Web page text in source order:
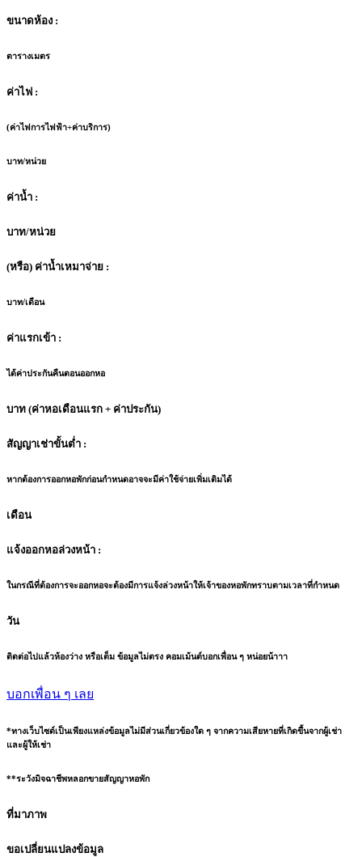
ขนาดห้อง :
ตารางเมตร
ค่าไฟ :
(ค่าไฟการไฟฟ้า+ค่าบริการ)
บาท/หน่วย
ค่าน้ำ :
บาท/หน่วย
(หรือ) ค่าน้ำเหมาจ่าย :
บาท/เดือน
ค่าแรกเข้า :
ได้ค่าประกันคืนตอนออกหอ
บาท (ค่าหอเดือนแรก + ค่าประกัน)
สัญญาเช่าขั้นต่ำ :
หากต้องการออกหอพักก่อนกำหนดอาจจะมีค่าใช้จ่ายเพิ่มเติมได้
เดือน
แจ้งออกหอล่วงหน้า :
ในกรณีที่ต้องการจะออกหอจะต้องมีการแจ้งล่วงหน้าให้เจ้าของหอพักทราบตามเวลาที่กำหนด
วัน
ติดต่อไปแล้วห้องว่าง หรือเต็ม ข้อมูลไม่ตรง คอมเม้นต์บอกเพื่อน ๆ หน่อยน้าาา
บอกเพื่อน ๆ เลย
*ทางเว็บไซต์เป็นเพียงแหล่งข้อมูลไม่มีส่วนเกี่ยวข้องใด ๆ จากความเสียหายที่เกิดขึ้นจากผู้เช่า
และผู้ให้เช่า
**ระวังมิจฉาชีพหลอกขายสัญญาหอพัก
ที่มาภาพ
ขอเปลี่ยนแปลงข้อมูล